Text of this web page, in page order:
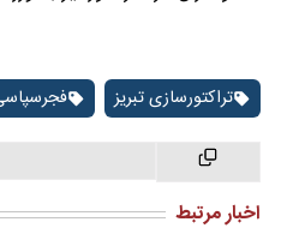
تراکتورسازی تبریز
اخبار مرتبط